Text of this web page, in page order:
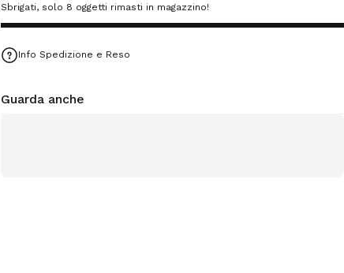
Sbrigati, solo 8 oggetti rimasti in magazzino!
Info Spedizione e Reso
Guarda anche